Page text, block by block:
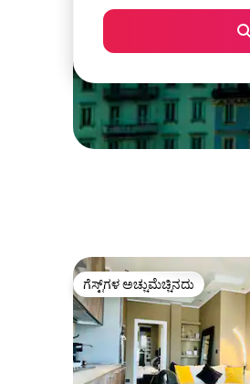
ಗೆಸ್ಟ್‌ಗಳ ಅಚ್ಚುಮೆಚ್ಚಿನದು
ಗೆಸ್ಟ್‌ಗಳ ಅಚ್ಚುಮೆಚ್ಚಿನದು